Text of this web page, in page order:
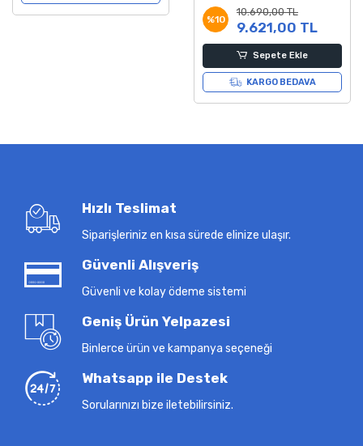
%10
10.690,00 TL
9.621,00 TL
Sepete Ekle
KARGO BEDAVA
Hızlı Teslimat
Siparişleriniz en kısa sürede elinize ulaşır.
Güvenli Alışveriş
Güvenli ve kolay ödeme sistemi
Geniş Ürün Yelpazesi
Binlerce ürün ve kampanya seçeneği
Whatsapp ile Destek
Sorularınızı bize iletebilirsiniz.